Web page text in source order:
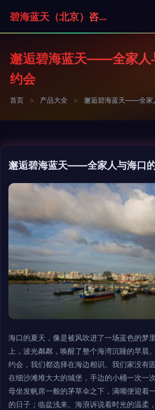
碧海蓝天（北京）咨询有限公司
邂逅碧海蓝天——全家人
约会
首页 > 产品大全 > 邂逅碧海蓝天——全家
邂逅碧海蓝天——全家人与海口
海口的夏天，像是被风吹进了一场蓝色的梦
上，波光粼粼，唤醒了整个海湾沉睡的早晨
约会，我们都选择在海边相识。我们家没有
在细沙滩堆大大的城堡，手边的小桶一次一
母坐发帆席一般的茅草伞之下，满嘴便迎着
的日子；临盆浅来。海浪诉说着时光的温柔